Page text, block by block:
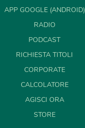
APP GOOGLE (ANDROID)
RADIO
PODCAST
RICHIESTA TITOLI
CORPORATE
CALCOLATORE
AGISCI ORA
STORE